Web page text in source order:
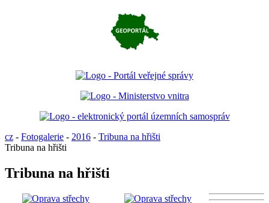
cz - Fotogalerie - 2016 - Tribuna na hřišti
Tribuna na hřišti
Tribuna na hřišti